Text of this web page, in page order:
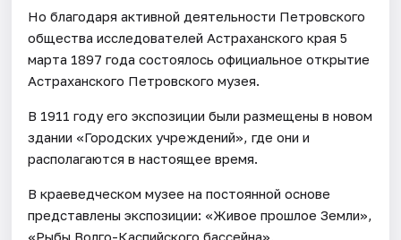
Но благодаря активной деятельности Петровского
общества исследователей Астраханского края 5
марта 1897 года состоялось официальное открытие
Астраханского Петровского музея.
В 1911 году его экспозиции были размещены в новом
здании «Городских учреждений», где они и
располагаются в настоящее время.
В краеведческом музее на постоянной основе
представлены экспозиции: «Живое прошлое Земли»,
«Рыбы Волго-Каспийского бассейна»,